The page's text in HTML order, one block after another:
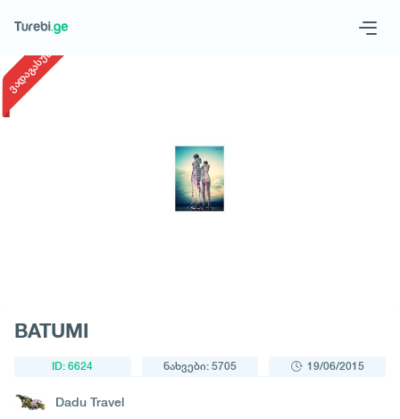
მოითხოვე ტური
ვადაგასული
BATUMI
ID: 6624 ნახვები: 5705 19/06/2015
Dadu Travel